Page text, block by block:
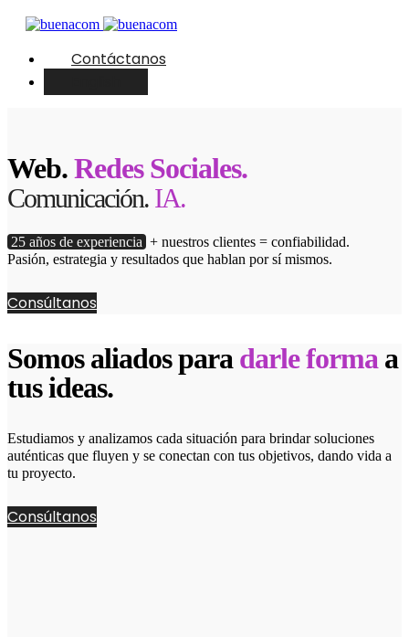
Contáctanos
Web.Redes Sociales.
Comunicación. IA.
25 años de experiencia + nuestros clientes = confiabilidad.
Pasión, estrategia y resultados que hablan por sí mismos.
Consúltanos
Somos aliados para darle forma a
tus ideas.
Estudiamos y analizamos cada situación para brindar soluciones
auténticas que fluyen y se conectan con tus objetivos, dando vida a
tu proyecto.
Consúltanos